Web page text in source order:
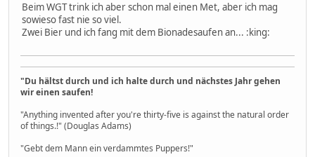
Beim WGT trink ich aber schon mal einen Met, aber ich mag
sowieso fast nie so viel.
Zwei Bier und ich fang mit dem Bionadesaufen an... :king:
"Du hältst durch und ich halte durch und nächstes Jahr gehen
wir einen saufen!
"Anything invented after you're thirty-five is against the natural order
of things.!" (Douglas Adams)
"Gebt dem Mann ein verdammtes Puppers!"